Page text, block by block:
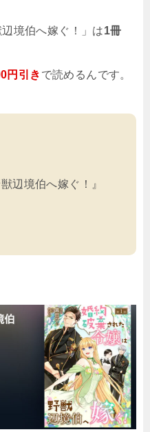
境伯へ嫁ぐ！」は1冊
円引き で読めるんです。
辺境伯へ嫁ぐ！』